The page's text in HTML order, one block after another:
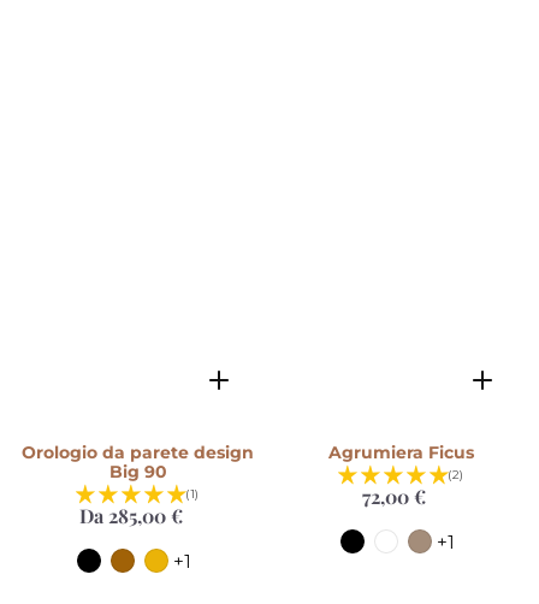
Orologio da parete design
Big 90
(1)
Prezzo
listino
Da 285,00 €
+1
Agrumiera Ficus
(2)
Prezzo
listino
72,00 €
+1